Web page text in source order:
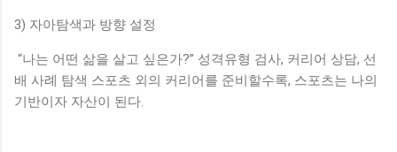
3) 자아탐색과 방향 설정
“나는 어떤 삶을 살고 싶은가?” 성격유형 검사, 커리어 상담, 선
배 사례 탐색 스포츠 외의 커리어를 준비할수록, 스포츠는 나의
기반이자 자산이 된다.